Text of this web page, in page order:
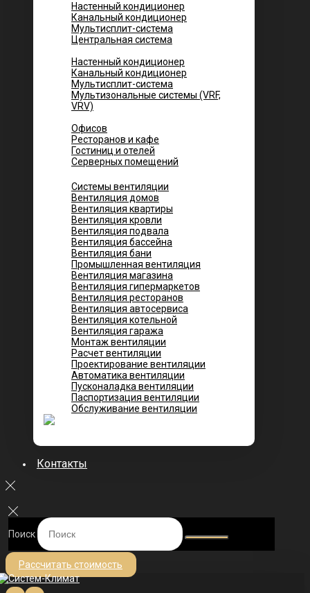
Настенный кондиционер
Канальный кондиционер
Мультисплит-система
Центральная система
Настенный кондиционер
Канальный кондиционер
Мультисплит-система
Мультизональные системы (VRF,
VRV)
Офисов
Ресторанов и кафе
Гостиниц и отелей
Серверных помещений
Системы вентиляции
Вентиляция домов
Вентиляция квартиры
Вентиляция кровли
Вентиляция подвала
Вентиляция бассейна
Вентиляция бани
Промышленная вентиляция
Вентиляция магазина
Вентиляция гипермаркетов
Вентиляция ресторанов
Вентиляция автосервиса
Вентиляция котельной
Вентиляция гаража
Монтаж вентиляции
Расчет вентиляции
Проектирование вентиляции
Автоматика вентиляции
Пусконаладка вентиляции
Паспортизация вентиляции
Обслуживание вентиляции
Контакты
Поиск
Рассчитать стоимость